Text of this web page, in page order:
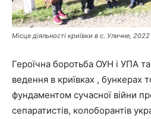
Місце діяльності криївки в с. Уличне, 2022
Героїчна боротьба ОУН і УПА та
ведення в криївках , бункерах
фундаментом сучасної війни
сепаратистів, колоборантів